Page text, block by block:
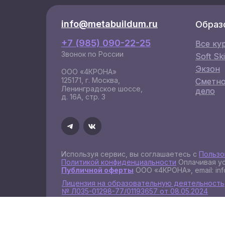
ООО «4КРОНА»
125171, г. Москва,
Ленинградское шоссе,
д. 16А, стр. 3
Используя сервис, вы соглашаетесь с
Политикой конфиденциальности Оплачивая
Публичной оферты ООО «4КРОНА», email:
Лицензия на образовательную деятельность
№ Л035-01298-77/01193657 от 08.05.2024
Soft
Soft
дело
дело
Экзон
Экзон
info@metabuildum.ru
info@metabuildum.ru
+7 (985) 090-22-25
Звонок по России
Все
Все